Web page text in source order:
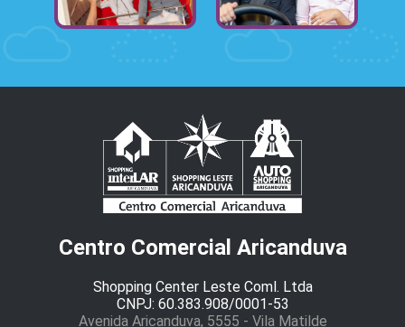
Centro Comercial Aricanduva
Shopping Center Leste Coml. Ltda
CNPJ: 60.383.908/0001-53
Avenida Aricanduva, 5555 - Vila Matilde